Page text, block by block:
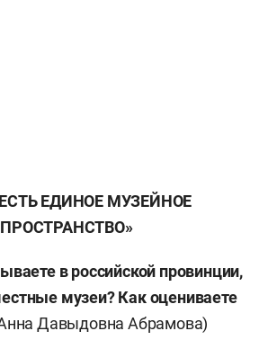
ЕДИНОЕ МУЗЕЙНОЕ
ПРОСТРАНСТВО»
в российской провинции,
музеи? Как оцениваете
Давыдовна Абрамова)